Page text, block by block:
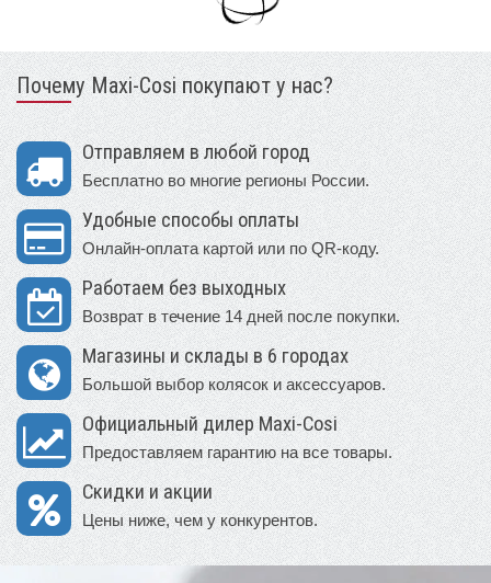
Почему Maxi-Cosi покупают у нас?
Отправляем в любой город
Бесплатно во многие регионы России.
Удобные способы оплаты
Онлайн-оплата картой или по QR-коду.
Работаем без выходных
Возврат в течение 14 дней после покупки.
Магазины и склады в 6 городах
Большой выбор колясок и аксессуаров.
Официальный дилер Maxi-Cosi
Предоставляем гарантию на все товары.
Скидки и акции
Цены ниже, чем у конкурентов.